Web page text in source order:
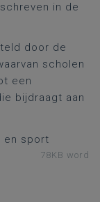
in de
door de
scholen
een
bijdraagt aan
en sport
78KB word